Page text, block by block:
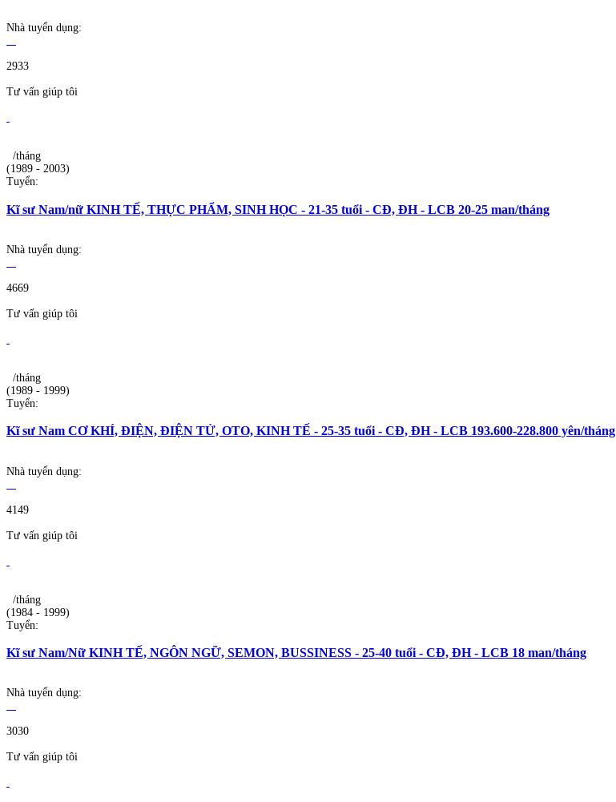
Nhà tuyển dụng:
2933
Tư vấn giúp tôi
/tháng
(1989 - 2003)
Tuyển:
Kĩ sư Nam/nữ KINH TẾ, THỰC PHẨM, SINH HỌC - 21-35 tuổi - CĐ, ĐH - LCB 20-25 man/tháng
Nhà tuyển dụng:
4669
Tư vấn giúp tôi
/tháng
(1989 - 1999)
Tuyển:
Kĩ sư Nam CƠ KHÍ, ĐIỆN, ĐIỆN TỬ, OTO, KINH TẾ - 25-35 tuổi - CĐ, ĐH - LCB 193.600-228.800 yên/tháng
Nhà tuyển dụng:
4149
Tư vấn giúp tôi
/tháng
(1984 - 1999)
Tuyển:
Kĩ sư Nam/Nữ KINH TẾ, NGÔN NGỮ, SEMON, BUSSINESS - 25-40 tuổi - CĐ, ĐH - LCB 18 man/tháng
Nhà tuyển dụng:
3030
Tư vấn giúp tôi